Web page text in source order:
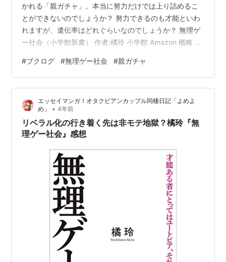
かれる「親ガチャ」。本当に努力だけでは上り詰めるこ
とができないのでしょうか？ 努力できるのも才能といわ
れますが、遺伝率はどれぐらいなのでしょうか？ 無理ゲ
ー社会（小学館新書） 作者:橘玲 小学館 Amazon 概略 人
界のなかで、「社会的・経済的に成功し、評判と性愛を
獲得する」という困難なゲーム（無理ゲー）をたった一
人で攻略しなければならない。これが「自分らしく生き
る」リベラルな社会のルールだ〉 才能ある者にとっては
ユートピア、それ以外にとってはディストピア。誰もが
「知能と努力」によっ…
#ブクログ #無理ゲー社会 #親ガチャ
エッセイマンガ！オタクビアンカップル同棲日記「よめよ
め」
• 4年前
リベラル化の行き着く先は非モテ地獄？橘玲『無
理ゲー社会』感想